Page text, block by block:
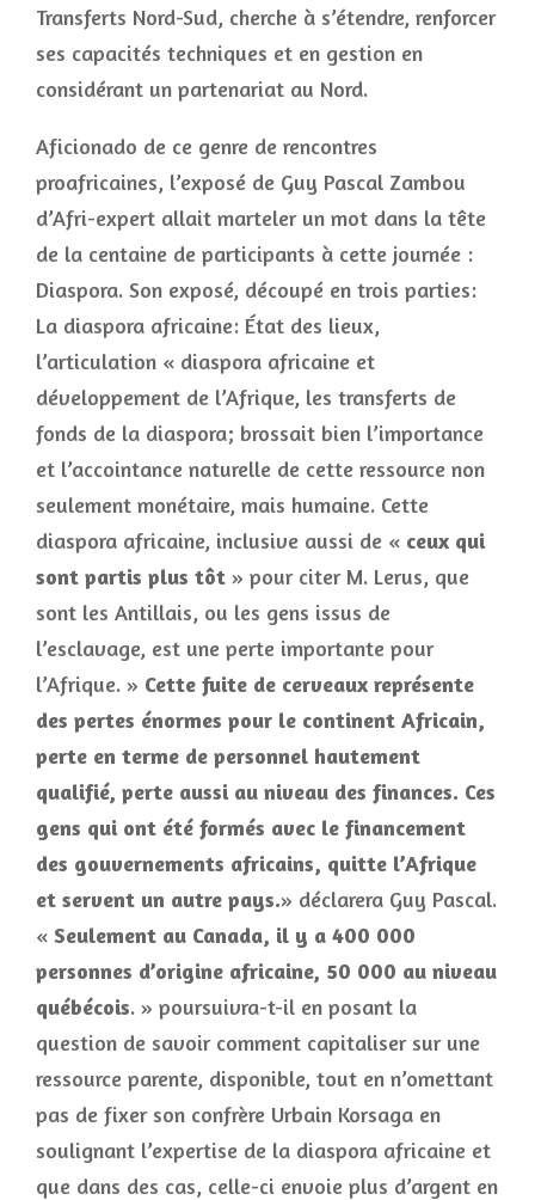
Transferts Nord-Sud, cherche à s’étendre, renforcer
ses capacités techniques et en gestion en
considérant un partenariat au Nord.
Aficionado de ce genre de rencontres
proafricaines, l’exposé de Guy Pascal Zambou
d’Afri-expert allait marteler un mot dans la tête
de la centaine de participants à cette journée :
Diaspora. Son exposé, découpé en trois parties:
La diaspora africaine: État des lieux,
l’articulation « diaspora africaine et
développement de l’Afrique, les transferts de
fonds de la diaspora; brossait bien l’importance
et l’accointance naturelle de cette ressource non
seulement monétaire, mais humaine. Cette
diaspora africaine, inclusive aussi de « ceux qui
sont partis plus tôt » pour citer M. Lerus, que
sont les Antillais, ou les gens issus de
l’esclavage, est une perte importante pour
l’Afrique. » Cette fuite de cerveaux représente
des pertes énormes pour le continent Africain,
perte en terme de personnel hautement
qualifié, perte aussi au niveau des finances. Ces
gens qui ont été formés avec le financement
des gouvernements africains, quitte l’Afrique
et servent un autre pays.» déclarera Guy Pascal.
« Seulement au Canada, il y a 400 000
personnes d’origine africaine, 50 000 au niveau
québécois. » poursuivra-t-il en posant la
question de savoir comment capitaliser sur une
ressource parente, disponible, tout en n’omettant
pas de fixer son confrère Urbain Korsaga en
soulignant l’expertise de la diaspora africaine et
que dans des cas, celle-ci envoie plus d’argent en